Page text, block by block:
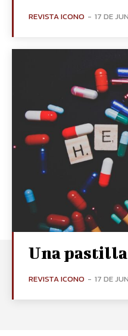
REVISTA ICONO - 17 DE
Una
REVISTA ICONO - 17 DE